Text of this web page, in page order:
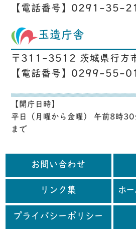
【電話番号】0291-35-
玉造庁舎
〒311-3512 茨城県行方
【電話番号】0299-55-
【開庁日時】
平日（月曜から金曜） 午前8時
まで
お問い合わせ
リンク集 ホー
プライバシーポリシー